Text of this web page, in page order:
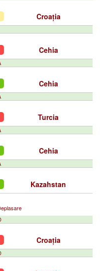
Croația
Cehia
Cehia
Turcia
Cehia
Kazahstan
Croația